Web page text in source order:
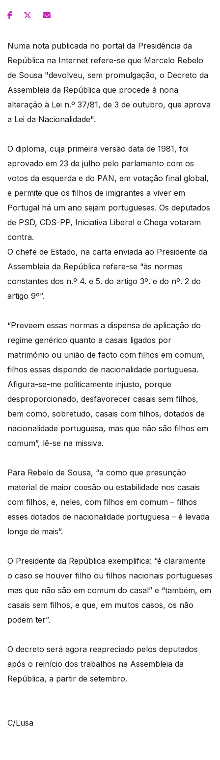
Numa nota publicada no portal da Presidência da
República na Internet refere-se que Marcelo Rebelo
de Sousa "devolveu, sem promulgação, o Decreto da
Assembleia da República que procede à nona
alteração à Lei n.º 37/81, de 3 de outubro, que aprova
a Lei da Nacionalidade".
O diploma, cuja primeira versão data de 1981, foi
aprovado em 23 de julho pelo parlamento com os
votos da esquerda e do PAN, em votação final global,
e permite que os filhos de imigrantes a viver em
Portugal há um ano sejam portugueses. Os deputados
de PSD, CDS-PP, Iniciativa Liberal e Chega votaram
contra.
O chefe de Estado, na carta enviada ao Presidente da
Assembleia da República refere-se “às normas
constantes dos n.º 4. e 5. do artigo 3º. e do nº. 2 do
artigo 9º”.
“Preveem essas normas a dispensa de aplicação do
regime genérico quanto a casais ligados por
matrimónio ou união de facto com filhos em comum,
filhos esses dispondo de nacionalidade portuguesa.
Afigura-se-me politicamente injusto, porque
desproporcionado, desfavorecer casais sem filhos,
bem como, sobretudo, casais com filhos, dotados de
nacionalidade portuguesa, mas que não são filhos em
comum”, lê-se na missiva.
Para Rebelo de Sousa, “a como que presunção
material de maior coesão ou estabilidade nos casais
com filhos, e, neles, com filhos em comum – filhos
esses dotados de nacionalidade portuguesa – é levada
longe de mais”.
O Presidente da República exemplifica: “é claramente
o caso se houver filho ou filhos nacionais portugueses
mas que não são em comum do casal” e “também, em
casais sem filhos, e que, em muitos casos, os não
podem ter”.
O decreto será agora reapreciado pelos deputados
após o reinício dos trabalhos na Assembleia da
República, a partir de setembro.
C/Lusa